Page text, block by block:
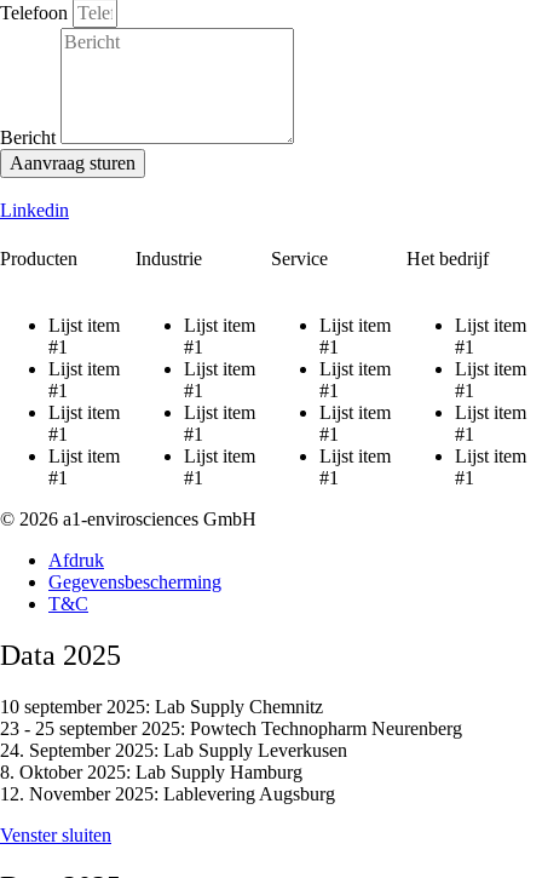
Telefoon
Bericht
Aanvraag sturen
Linkedin
Producten
Lijst item
#1
Lijst item
#1
Lijst item
#1
Lijst item
#1
Industrie
Lijst item
#1
Lijst item
#1
Lijst item
#1
Lijst item
#1
Service
Lijst item
#1
Lijst item
#1
Lijst item
#1
Lijst item
#1
Het bedrijf
Lijst item
#1
Lijst item
#1
Lijst item
#1
Lijst item
#1
© 2026 a1-envirosciences GmbH
Afdruk
Gegevensbescherming
T&C
Data 2025
10 september 2025: Lab Supply Chemnitz
23 - 25 september 2025: Powtech Technopharm Neurenberg
24. September 2025: Lab Supply Leverkusen
8. Oktober 2025: Lab Supply Hamburg
12. November 2025: Lablevering Augsburg
Venster sluiten